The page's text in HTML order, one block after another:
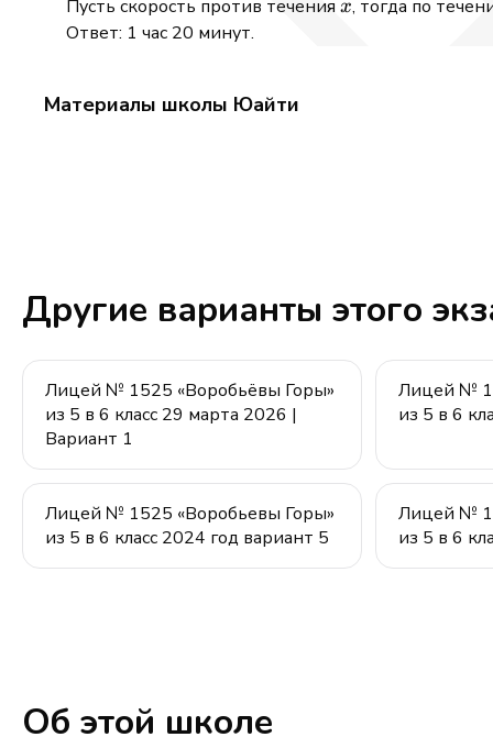
+
3
2
Пусть скорость против течения x
x, тогда по
Ответ: 1 час 20 минут.
Материалы школы Юайти
Другие варианты этого
Лицей № 1525 «Воробьёвы Горы»
из 5 в 6 класс 29 марта 2026 |
Вариант 1
Лицей №
из 5 в 6
Лицей № 1525 «Воробьевы Горы»
из 5 в 6 класс 2024 год вариант 5
Лицей №
из 5 в 6
Об этой школе